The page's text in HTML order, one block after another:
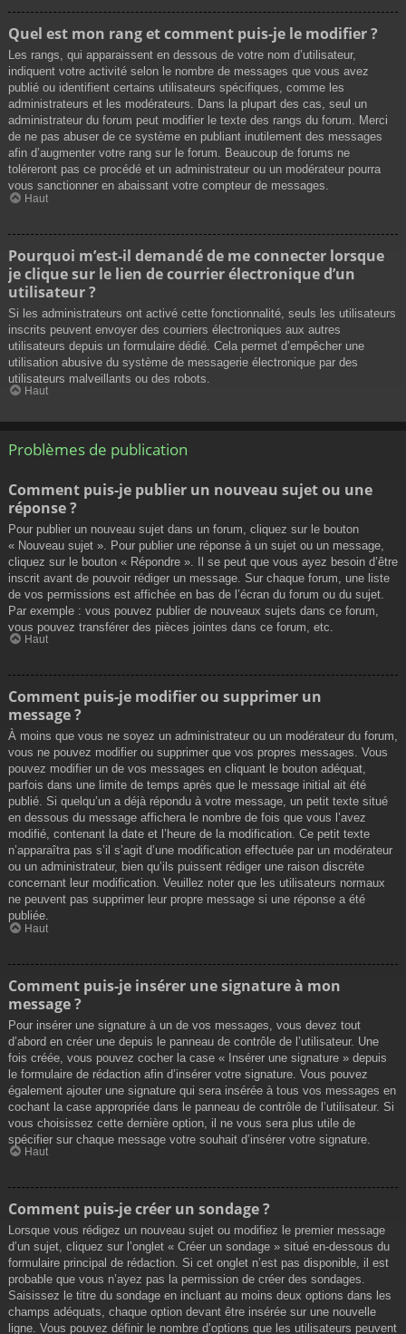
Quel est mon rang et comment puis-je le modifier ?
Les rangs, qui apparaissent en dessous de votre nom d’utilisateur,
indiquent votre activité selon le nombre de messages que vous avez
publié ou identifient certains utilisateurs spécifiques, comme les
administrateurs et les modérateurs. Dans la plupart des cas, seul un
administrateur du forum peut modifier le texte des rangs du forum. Merci
de ne pas abuser de ce système en publiant inutilement des messages
afin d’augmenter votre rang sur le forum. Beaucoup de forums ne
toléreront pas ce procédé et un administrateur ou un modérateur pourra
vous sanctionner en abaissant votre compteur de messages.
Haut
Pourquoi m’est-il demandé de me connecter lorsque
je clique sur le lien de courrier électronique d’un
utilisateur ?
Si les administrateurs ont activé cette fonctionnalité, seuls les utilisateurs
inscrits peuvent envoyer des courriers électroniques aux autres
utilisateurs depuis un formulaire dédié. Cela permet d’empêcher une
utilisation abusive du système de messagerie électronique par des
utilisateurs malveillants ou des robots.
Haut
Problèmes de publication
Comment puis-je publier un nouveau sujet ou une
réponse ?
Pour publier un nouveau sujet dans un forum, cliquez sur le bouton
« Nouveau sujet ». Pour publier une réponse à un sujet ou un message,
cliquez sur le bouton « Répondre ». Il se peut que vous ayez besoin d’être
inscrit avant de pouvoir rédiger un message. Sur chaque forum, une liste
de vos permissions est affichée en bas de l’écran du forum ou du sujet.
Par exemple : vous pouvez publier de nouveaux sujets dans ce forum,
vous pouvez transférer des pièces jointes dans ce forum, etc.
Haut
Comment puis-je modifier ou supprimer un
message ?
À moins que vous ne soyez un administrateur ou un modérateur du forum,
vous ne pouvez modifier ou supprimer que vos propres messages. Vous
pouvez modifier un de vos messages en cliquant le bouton adéquat,
parfois dans une limite de temps après que le message initial ait été
publié. Si quelqu’un a déjà répondu à votre message, un petit texte situé
en dessous du message affichera le nombre de fois que vous l’avez
modifié, contenant la date et l’heure de la modification. Ce petit texte
n’apparaîtra pas s’il s’agit d’une modification effectuée par un modérateur
ou un administrateur, bien qu’ils puissent rédiger une raison discrète
concernant leur modification. Veuillez noter que les utilisateurs normaux
ne peuvent pas supprimer leur propre message si une réponse a été
publiée.
Haut
Comment puis-je insérer une signature à mon
message ?
Pour insérer une signature à un de vos messages, vous devez tout
d’abord en créer une depuis le panneau de contrôle de l’utilisateur. Une
fois créée, vous pouvez cocher la case « Insérer une signature » depuis
le formulaire de rédaction afin d’insérer votre signature. Vous pouvez
également ajouter une signature qui sera insérée à tous vos messages en
cochant la case appropriée dans le panneau de contrôle de l’utilisateur. Si
vous choisissez cette dernière option, il ne vous sera plus utile de
spécifier sur chaque message votre souhait d’insérer votre signature.
Haut
Comment puis-je créer un sondage ?
Lorsque vous rédigez un nouveau sujet ou modifiez le premier message
d’un sujet, cliquez sur l’onglet « Créer un sondage » situé en-dessous du
formulaire principal de rédaction. Si cet onglet n’est pas disponible, il est
probable que vous n’ayez pas la permission de créer des sondages.
Saisissez le titre du sondage en incluant au moins deux options dans les
champs adéquats, chaque option devant être insérée sur une nouvelle
ligne. Vous pouvez définir le nombre d’options que les utilisateurs peuvent